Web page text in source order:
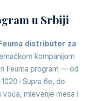
u Srbiji
distributer za
kompanijom
Feuma program — od
i Supra 6e, do
voća, mlevenje mesa i